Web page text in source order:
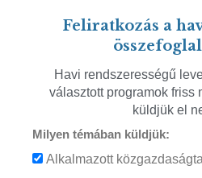
Feliratkozás a
Havi rendszerességű
választott programok friss
küldjük el
Milyen témában küldjük:
Alkalmazott